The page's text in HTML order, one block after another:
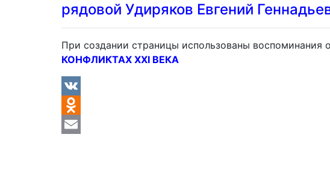
рядовой Удиряков Евгений
При создании страницы использованы воспоминания
КОНФЛИКТАХ XXI ВЕКА
VK
Odnoklassniki